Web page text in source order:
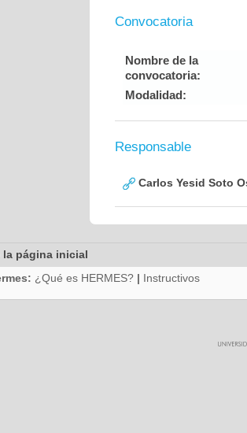
Convocatoria
Nombre de la
convocatoria:
Modalidad:
Responsable
Carlos Yesid Soto
la página inicial
¿Qué es HERMES? | Instructivos